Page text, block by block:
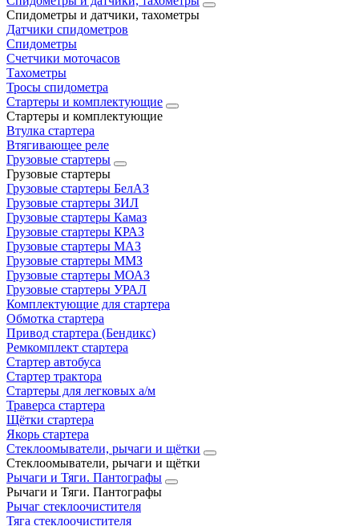
Спидометры и датчики, тахометры
Датчики спидометров
Спидометры
Счетчики моточасов
Тахометры
Тросы спидометра
Стартеры и комплектующие
Стартеры и комплектующие
Втулка стартера
Втягивающее реле
Грузовые стартеры
Грузовые стартеры
Грузовые стартеры БелАЗ
Грузовые стартеры ЗИЛ
Грузовые стартеры Камаз
Грузовые стартеры КРАЗ
Грузовые стартеры МАЗ
Грузовые стартеры ММЗ
Грузовые стартеры МОАЗ
Грузовые стартеры УРАЛ
Комплектующие для стартера
Обмотка стартера
Привод стартера (Бендикс)
Ремкомплект стартера
Стартер автобуса
Стартер трактора
Стартеры для легковых а/м
Траверса стартера
Щётки стартера
Якорь стартера
Стеклоомыватели, рычаги и щётки
Стеклоомыватели, рычаги и щётки
Рычаги и Тяги. Пантографы
Рычаги и Тяги. Пантографы
Рычаг стеклоочистителя
Тяга стеклоочистителя